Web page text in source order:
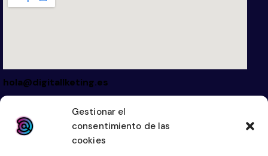
Gestionar el
consentimiento de las
cookies
hola@digitallketing.es
Links